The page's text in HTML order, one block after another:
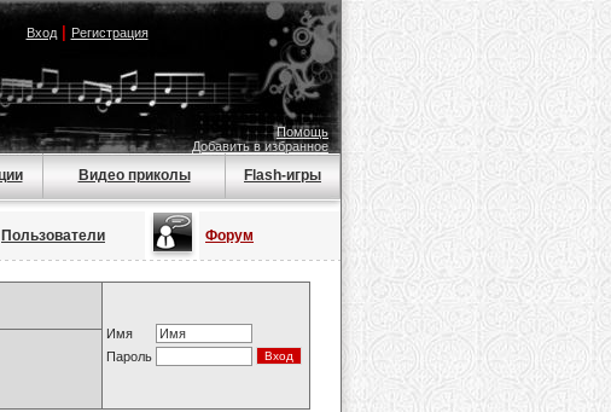
Вход| Регистрация
Помощь
Добавить в избранное
Видео приколы Flash-игры
Пользователи Форум
Имя
Пароль